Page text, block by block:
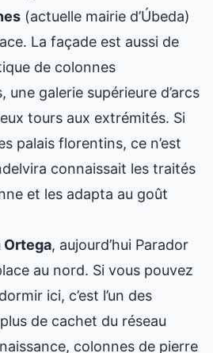
(actuelle mairie d’Úbeda)
La façade est aussi de
de colonnes
une galerie supérieure d’arcs
tours aux extrémités. Si
palais florentins, ce n’est
connaissait les traités
et les adapta au goût
Ortega, aujourd’hui Parador
au nord. Si vous pouvez
ici, c’est l’un des
de cachet du réseau
colonnes de pierre